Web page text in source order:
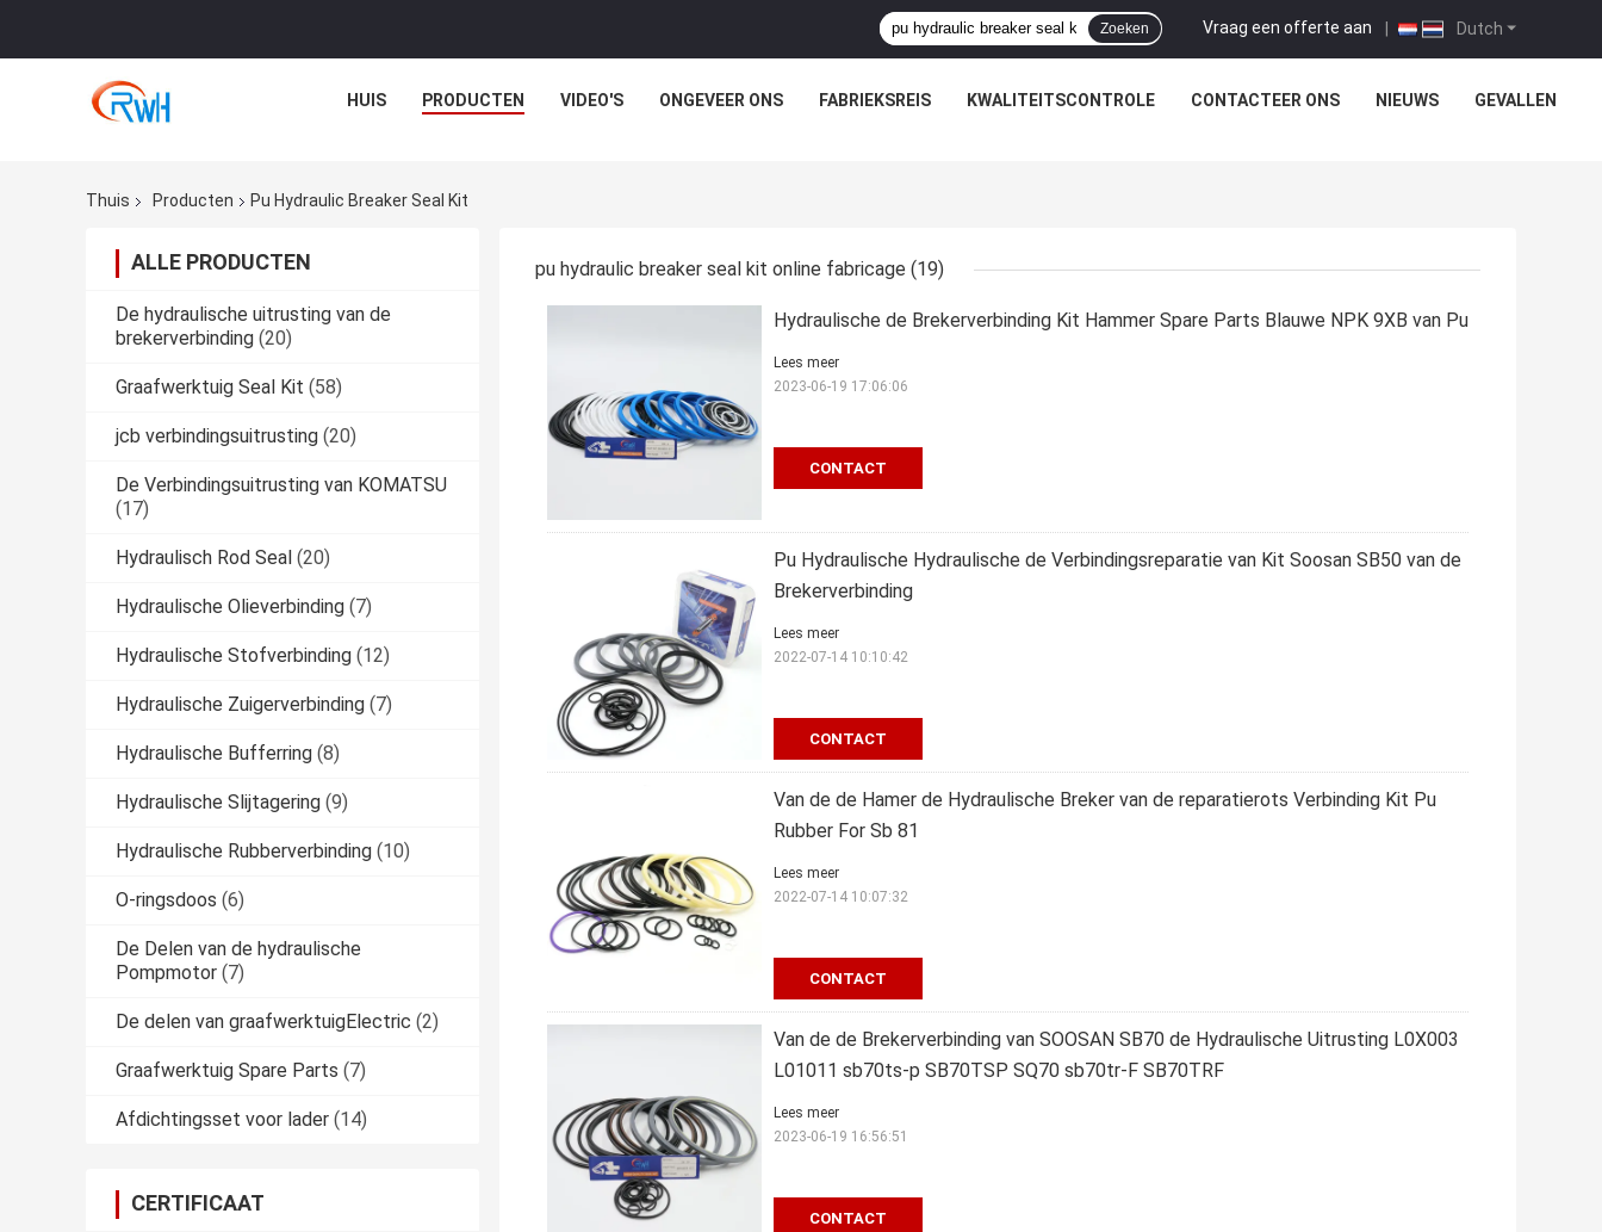
Dutch
Vraag een offerte aan |
Zoeken
HUIS PRODUCTEN VIDEO'S ONGEVEER ONS FABRIEKSREIS KWALITEITSCONTROLE CONTACTEER ONS NIEUWS GEVALLEN
Thuis Producten Pu Hydraulic Breaker Seal Kit
ALLE PRODUCTEN
De hydraulische uitrusting van de
brekerverbinding (20)
Graafwerktuig Seal Kit (58)
jcb verbindingsuitrusting (20)
De Verbindingsuitrusting van KOMATSU
(17)
Hydraulisch Rod Seal (20)
Hydraulische Olieverbinding (7)
Hydraulische Stofverbinding (12)
Hydraulische Zuigerverbinding (7)
Hydraulische Bufferring (8)
Hydraulische Slijtagering (9)
Hydraulische Rubberverbinding (10)
O-ringsdoos (6)
De Delen van de hydraulische
Pompmotor (7)
De delen van graafwerktuigElectric (2)
Graafwerktuig Spare Parts (7)
Afdichtingsset voor lader (14)
CERTIFICAAT
pu hydraulic breaker seal kit online fabricage (19)
Hydraulische de Brekerverbinding Kit Hammer Spare Parts Blauwe NPK 9XB van Pu
CONTACT
Lees meer
2023-06-19 17:06:06
Pu Hydraulische Hydraulische de Verbindingsreparatie van Kit Soosan SB50 van de
Brekerverbinding
CONTACT
Lees meer
2022-07-14 10:10:42
Van de de Hamer de Hydraulische Breker van de reparatierots Verbinding Kit Pu
Rubber For Sb 81
CONTACT
Lees meer
2022-07-14 10:07:32
Van de de Brekerverbinding van SOOSAN SB70 de Hydraulische Uitrusting L0X003
L01011 sb70ts-p SB70TSP SQ70 sb70tr-F SB70TRF
CONTACT
Lees meer
2023-06-19 16:56:51